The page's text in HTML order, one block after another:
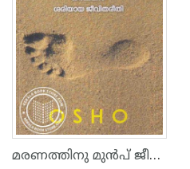
മരണത്തിനു മുന്‍പ് ജീവിതമുണ്ടോ